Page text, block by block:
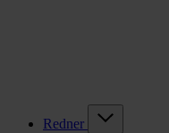
Redner